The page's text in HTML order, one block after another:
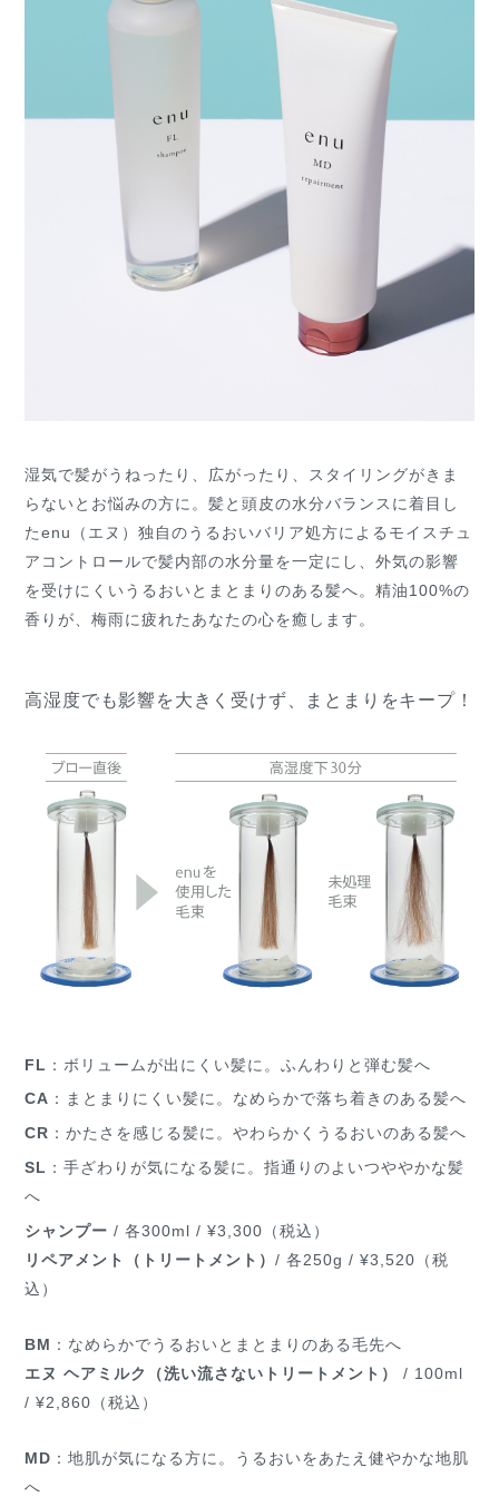
湿気で髪がうねったり、広がったり、スタイリングがきま
らないとお悩みの方に。髪と頭皮の水分バランスに着目し
たenu（エヌ）独自のうるおいバリア処方によるモイスチュ
アコントロールで髪内部の水分量を一定にし、外気の影響
を受けにくいうるおいとまとまりのある髪へ。精油100%の
香りが、梅雨に疲れたあなたの心を癒します。
高湿度でも影響を大きく受けず、まとまりをキープ！
FL ：ボリュームが出にくい髪に。ふんわりと弾む髪へ
CA ：まとまりにくい髪に。なめらかで落ち着きのある髪へ
CR ：かたさを感じる髪に。やわらかくうるおいのある髪へ
SL ：手ざわりが気になる髪に。指通りのよいつややかな髪
へ
シャンプー / 各300ml / ¥3,300（税込）
リペアメント（トリートメント）/ 各250g / ¥3,520（税
込）
BM ：なめらかでうるおいとまとまりのある毛先へ
エヌ ヘアミルク（洗い流さないトリートメント）
/ 100ml
/ ¥2,860（税込）
MD ：地肌が気になる方に。うるおいをあたえ健やかな地肌
へ